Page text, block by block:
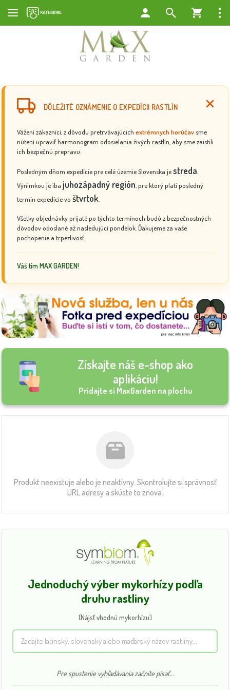
DÔLEŽITÉ OZNÁMENIE O EXPEDÍCII RASTLÍN
Vážení zákazníci, z dôvodu pretrvávajúcich extrémnych horúčav sme
nútení upraviť harmonogram odosielania živých rastlín, aby sme zaistili
ich bezpečnú prepravu.
Posledným dňom expedície pre celé územie Slovenska jestreda
Výnimkou je iba juhozápadný región , pre ktorý platí posledný
termín expedície vo štvrtok
Všetky objednávky prijaté po týchto termínoch budú z bezpečnostných
dôvodov odoslané až nasledujúci pondelok. Ďakujeme za vaše
pochopenie a trpezlivosť.
Váš tím MAX GARDEN!
Získajte náš e-shop ako
aplikáciu!
Pridajte si MaxGarden na plochu
Produkt neexistuje alebo je neaktívny. Skontrolujte si správnosť
URL adresy a skúste to znova.
Jednoduchý výber mykorhízy podľa
druhu rastliny
(Nájsť vhodnú mykorhízu)
Pre spustenie vyhľadávania začnite písať...